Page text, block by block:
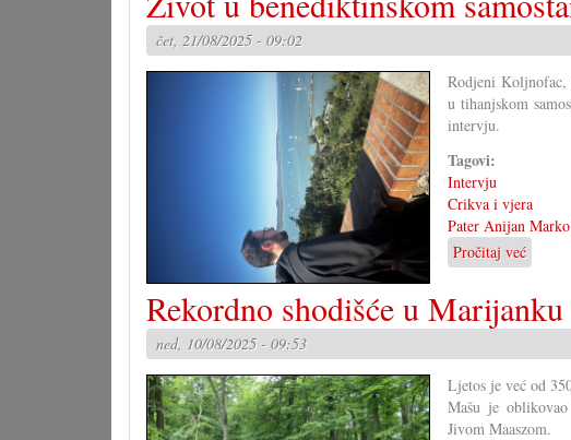
čet, 21/08/2025 - 09:02
Rodjeni
u tihanjskom
intervju.
Tagovi:
Intervju
Crikva i vjera
Pater Anijan
Pročitaj već
Život
u
u
Rekordno shodišće u Marijanku
ned, 10/08/2025 - 09:53
Ljetos je već od
Mašu je
Jivom Maaszom.